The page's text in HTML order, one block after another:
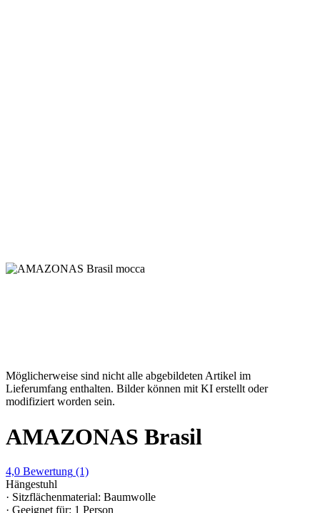
Möglicherweise sind nicht alle abgebildeten Artikel im
Lieferumfang enthalten. Bilder können mit KI erstellt oder
modifiziert worden sein.
AMAZONAS Brasil
4,0 Bewertung (1)
Hängestuhl
· Sitzflächenmaterial: Baumwolle
· Geeignet für: 1 Person